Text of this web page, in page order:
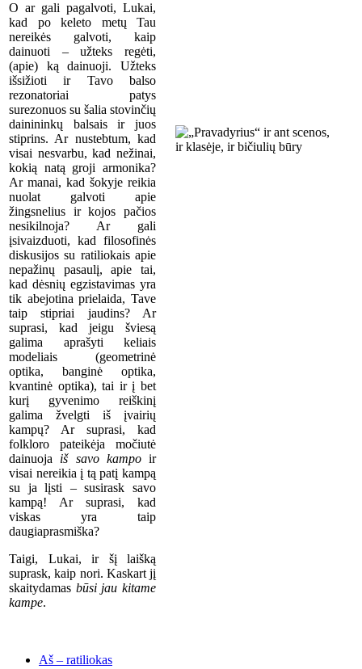
O ar gali pagalvoti, Lukai,
kad po keleto metų Tau
nereikės galvoti, kaip
dainuoti – užteks regėti,
(apie) ką dainuoji. Užteks
išsižioti ir Tavo balso
rezonatoriai patys
surezonuos su šalia stovinčių
dainininkų balsais ir juos
stiprins. Ar nustebtum, kad
visai nesvarbu, kad nežinai,
kokią natą groji armonika?
Ar manai, kad šokyje reikia
nuolat galvoti apie
žingsnelius ir kojos pačios
nesikilnoja? Ar gali
įsivaizduoti, kad filosofinės
diskusijos su ratiliokais apie
nepažinų pasaulį, apie tai,
kad dėsnių egzistavimas yra
tik abejotina prielaida, Tave
taip stipriai jaudins? Ar
suprasi, kad jeigu šviesą
galima aprašyti keliais
modeliais (geometrinė
optika, banginė optika,
kvantinė optika), tai ir į bet
kurį gyvenimo reiškinį
galima žvelgti iš įvairių
kampų? Ar suprasi, kad
folkloro pateikėja močiutė
dainuoja iš savo kampoir
visai nereikia į tą patį kampą
su ja lįsti – susirask savo
kampą! Ar suprasi, kad
viskas yra taip
daugiaprasmiška?
Taigi, Lukai, ir šį laišką
suprask, kaip nori. Kaskart jį
skaitydamas būsi jau kitame
kampe.
Aš – ratiliokas